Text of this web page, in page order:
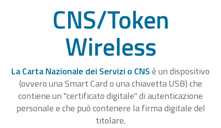
CNS/Token
Wireless
La Carta Nazionale dei Servizi o CNSè un dispositivo
(ovvero una Smart Card o una chiavetta USB) che
contiene un "certificato digitale" di autenticazione
personale e che può contenere la firma digitale del
titolare.